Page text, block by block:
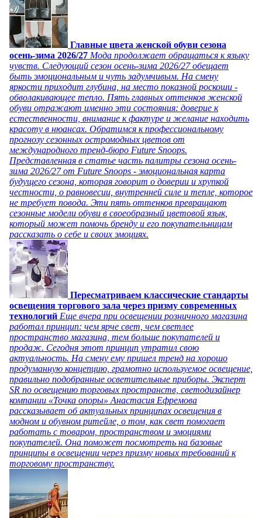
Главные цвета женской обуви сезона
осень-зима 2026/27 Мода продолжает обращаться к языку
чувств. Следующий сезон осень-зима 2026/27 обещает
быть эмоциональным и чуть задумчивым. На смену
яркости приходит глубина, на место показной роскоши -
обволакивающее тепло. Пять главных оттенков женской
обуви отражают именно эти состояния: доверие к
естественности, внимание к фактуре и желание находить
красоту в нюансах. Обратимся к профессиональному
прогнозу сезонных остромодных цветов от
международного тренд-бюро Future Snoops.
Представленная в статье часть палитры сезона осень-
зима 2026/27 от Future Snoops - эмоциональная карта
будущего сезона, которая говорит о доверии и хрупкой
честности, о равновесии, внутренней силе и тепле, которое
не требует повода. Эти пять оттенков превращают
сезонные модели обуви в своеобразный цветовой язык,
который может помочь бренду и его покупательницам
рассказать о себе и своих эмоциях.
Пересматриваем классические стандарты
освещения торгового зала через призму современных
технологий Еще вчера при освещении розничного магазина
работал принцип: чем ярче свет, чем светлее
пространство магазина, тем больше покупателей и
продаж. Сегодня этот принцип утратил свою
актуальность. На смену ему пришел тренд на хорошо
продуманную концепцию, грамотно используемое освещение,
правильно подобранные осветительные приборы. Эксперт
SR по освещению торговых пространств, светодизайнер
компании «Точка опоры» Анастасия Ефремова
рассказывает об актуальных принципах освещения в
модном и обувном ритейле, о том, как свет помогает
работать с товаром, пространством и эмоциями
покупателей. Она поможет посмотреть на базовые
принципы в освещении через призму новых требований к
торговому пространству.